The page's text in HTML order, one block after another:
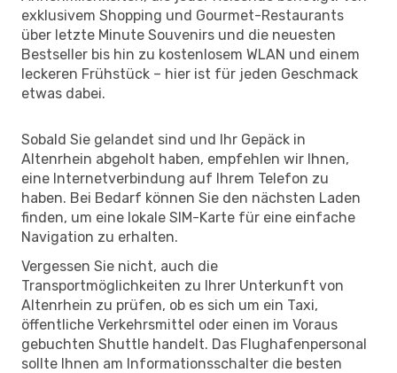
exklusivem Shopping und Gourmet-Restaurants
über letzte Minute Souvenirs und die neuesten
Bestseller bis hin zu kostenlosem WLAN und einem
leckeren Frühstück – hier ist für jeden Geschmack
etwas dabei.
Sobald Sie gelandet sind und Ihr Gepäck in
Altenrhein abgeholt haben, empfehlen wir Ihnen,
eine Internetverbindung auf Ihrem Telefon zu
haben. Bei Bedarf können Sie den nächsten Laden
finden, um eine lokale SIM-Karte für eine einfache
Navigation zu erhalten.
Vergessen Sie nicht, auch die
Transportmöglichkeiten zu Ihrer Unterkunft von
Altenrhein zu prüfen, ob es sich um ein Taxi,
öffentliche Verkehrsmittel oder einen im Voraus
gebuchten Shuttle handelt. Das Flughafenpersonal
sollte Ihnen am Informationsschalter die besten